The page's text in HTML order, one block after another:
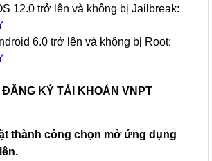
12.0 trở lên và không bị Jailbreak:
6.0 trở lên và không bị Root:
KÝ TÀI KHOẢN VNPT
thành công chọn mở ứng dụng
lên.